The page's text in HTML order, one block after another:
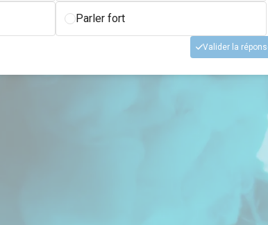
Parler fort
Valider la